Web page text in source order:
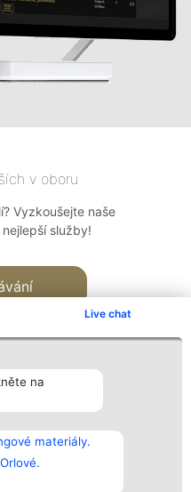
Live chat
na
materiály.
v oboru
Vyzkoušejte naše
služby!
Kontakt